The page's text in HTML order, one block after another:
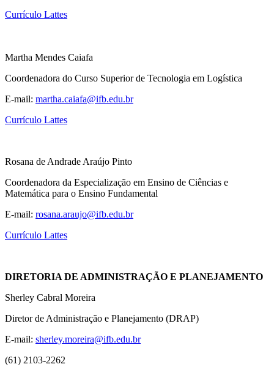
Currículo Lattes
Martha Mendes Caiafa
Coordenadora do Curso Superior de Tecnologia em Logística
E-mail: martha.caiafa@ifb.edu.br
Currículo Lattes
Rosana de Andrade Araújo Pinto
Coordenadora da Especialização em Ensino de Ciências e
Matemática para o Ensino Fundamental
E-mail: rosana.araujo@ifb.edu.br
Currículo Lattes
DIRETORIA DE ADMINISTRAÇÃO E PLANEJAMENTO
Sherley Cabral Moreira
Diretor de Administração e Planejamento (DRAP)
E-mail: sherley.moreira@ifb.edu.br
(61) 2103-2262